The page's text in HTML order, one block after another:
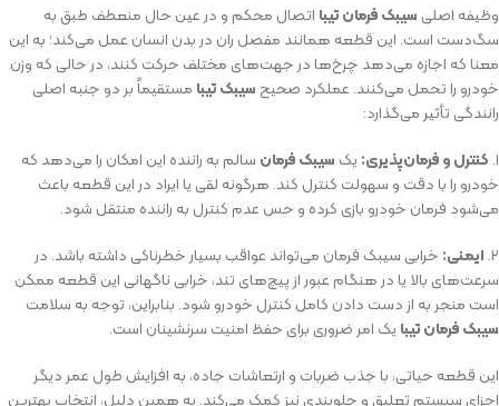
وظیفه اصلی سیبک فرمان تیبا اتصال محکم و در عین حال منعطف طبق به
سگ‌دست است. این قطعه همانند مفصل ران در بدن انسان عمل می‌کند؛ به این
معنا که اجازه می‌دهد چرخ‌ها در جهت‌های مختلف حرکت کنند، در حالی که وزن
خودرو را تحمل می‌کنند. عملکرد صحیح سیبک تیبا مستقیماً بر دو جنبه اصلی
رانندگی تأثیر می‌گذارد:
۱. کنترل و فرمان‌پذیری: یک سیبک فرمان سالم به راننده این امکان را می‌دهد که
خودرو را با دقت و سهولت کنترل کند. هرگونه لقی یا ایراد در این قطعه باعث
می‌شود فرمان خودرو بازی کرده و حس عدم کنترل به راننده منتقل شود.
۲. ایمنی: خرابی سیبک فرمان می‌تواند عواقب بسیار خطرناکی داشته باشد. در
سرعت‌های بالا یا در هنگام عبور از پیچ‌های تند، خرابی ناگهانی این قطعه ممکن
است منجر به از دست دادن کامل کنترل خودرو شود. بنابراین، توجه به سلامت
سیبک فرمان تیبا یک امر ضروری برای حفظ امنیت سرنشینان است.
این قطعه حیاتی، با جذب ضربات و ارتعاشات جاده، به افزایش طول عمر دیگر
اجزای سیستم تعلیق و جلوبندی نیز کمک می‌کند. به همین دلیل، انتخاب بهترین